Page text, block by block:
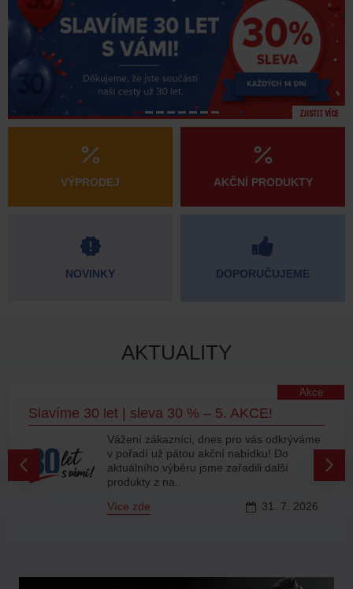
ZJISTIT VÍCE
VÝPRODEJ
NOVINKY
AKČNÍ PRODUKTY
DOPORUČUJEME
AKTUALITY
Slavíme 30 let | sleva 30 % – 5. AKCE!
Akce
31. 7. 2026
Vážení zákazníci, dnes pro vás odkrýváme
v pořadí už pátou akční nabídku! Do
aktuálního výběru jsme zařadili další
produkty z na..
Více zde